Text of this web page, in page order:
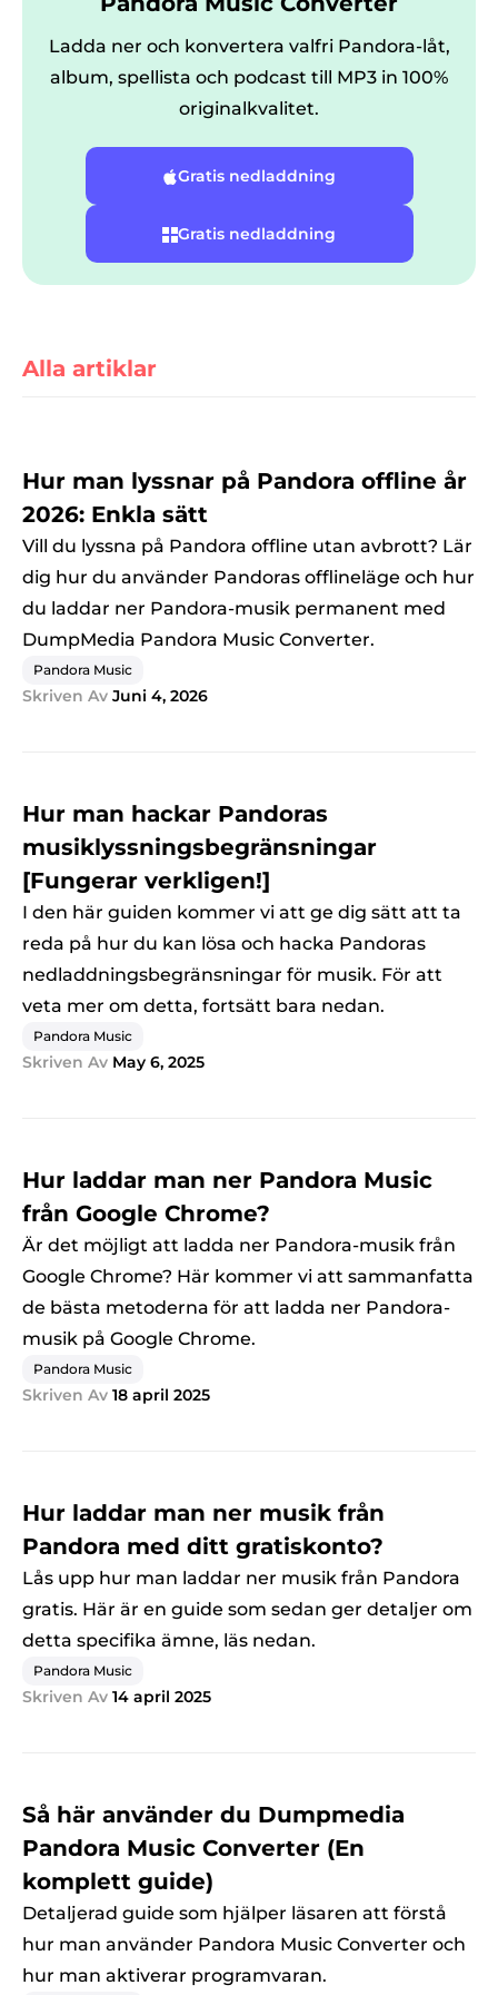
Ladda ner och konvertera valfri Pandora-låt,
album, spellista och podcast till MP3 in 100%
originalkvalitet.
Gratis nedladdning
Gratis nedladdning
Alla artiklar
Hur man lyssnar på Pandora offline år
2026: Enkla sätt
Vill du lyssna på Pandora offline utan avbrott? Lär
dig hur du använder Pandoras offlineläge och hur
du laddar ner Pandora-musik permanent med
DumpMedia Pandora Music Converter.
Pandora Music
Skriven Av Juni 4, 2026
Hur man hackar Pandoras
musiklyssningsbegränsningar
[Fungerar verkligen!]
I den här guiden kommer vi att ge dig sätt att ta
reda på hur du kan lösa och hacka Pandoras
nedladdningsbegränsningar för musik. För att
veta mer om detta, fortsätt bara nedan.
Pandora Music
Skriven Av May 6, 2025
Hur laddar man ner Pandora Music
från Google Chrome?
Är det möjligt att ladda ner Pandora-musik från
Google Chrome? Här kommer vi att sammanfatta
de bästa metoderna för att ladda ner Pandora-
musik på Google Chrome.
Pandora Music
Skriven Av 18 april 2025
Hur laddar man ner musik från
Pandora med ditt gratiskonto?
Lås upp hur man laddar ner musik från Pandora
gratis. Här är en guide som sedan ger detaljer om
detta specifika ämne, läs nedan.
Pandora Music
Skriven Av 14 april 2025
Så här använder du Dumpmedia
Pandora Music Converter (En
komplett guide)
Detaljerad guide som hjälper läsaren att förstå
hur man använder Pandora Music Converter och
hur man aktiverar programvaran.